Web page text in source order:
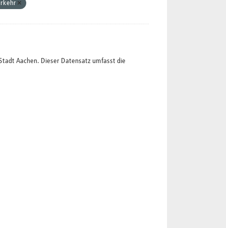
Aachen. Dieser Datensatz umfasst die